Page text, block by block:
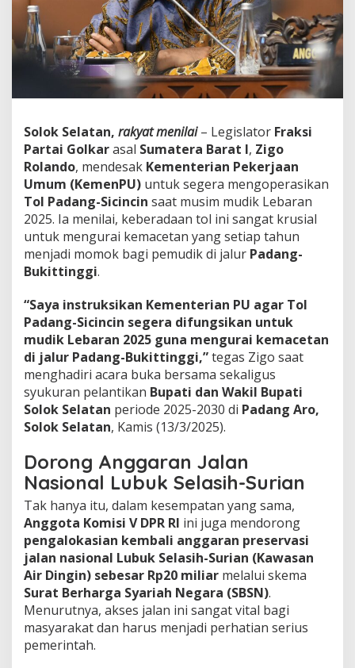
o
l
P
a
d
a
n
S
c
i
n
c
i
n
H
a
s
D
i
b
u
k
a
:
P
m
u
d
i
k
J
a
n
g
a
n
S
a
Solok Selatan, rakyat menilai– Legislator Fraksi
Partai Golkarasal Sumatera Barat I, Zigo
Rolando, mendesak Kementerian Pekerjaan
Umum (KemenPU) untuk segera mengoperasikan
Tol Padang-Sicincin saat musim mudik Lebaran
2025. Ia menilai, keberadaan tol ini sangat krusial
untuk mengurai kemacetan yang setiap tahun
menjadi momok bagi pemudik di jalur Padang-
Bukittinggi.
“Saya instruksikan Kementerian PU agar Tol
Padang-Sicincin segera difungsikan untuk
mudik Lebaran 2025 guna mengurai kemacetan
di jalur Padang-Bukittinggi,”tegas Zigo saat
menghadiri acara buka bersama sekaligus
syukuran pelantikan Bupati dan Wakil Bupati
Solok Selatan periode 2025-2030 di Padang Aro,
Solok Selatan, Kamis (13/3/2025).
Dorong Anggaran Jalan
Nasional Lubuk Selasih-Surian
Tak hanya itu, dalam kesempatan yang sama,
Anggota Komisi V DPR RI ini juga mendorong
pengalokasian kembali anggaran preservasi
jalan nasional Lubuk Selasih-Surian (Kawasan
Air Dingin) sebesar Rp20 miliar melalui skema
Surat Berharga Syariah Negara (SBSN).
Menurutnya, akses jalan ini sangat vital bagi
masyarakat dan harus menjadi perhatian serius
pemerintah.